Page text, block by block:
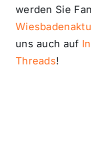
werden Sie
uns auch auf
Threads!